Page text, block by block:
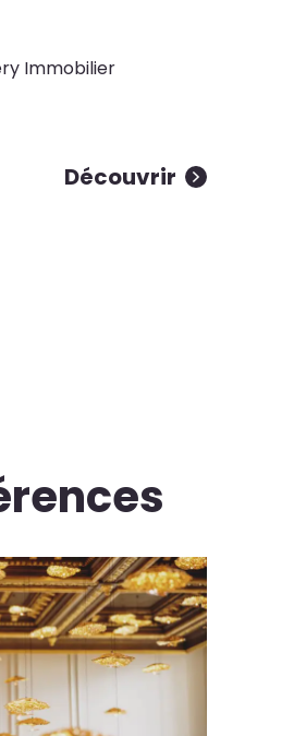
Immobilier
Découvrir